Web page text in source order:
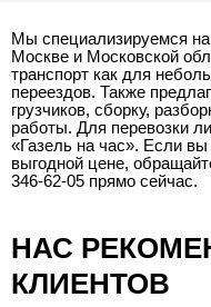
Мы специализируемся на
Москве и Московской
транспорт как для
переездов. Также
грузчиков, сборку,
работы. Для перевозки
«Газель на час». Если вы
выгодной цене,
346-62-05 прямо сейчас.
НАС
КЛИЕНТОВ